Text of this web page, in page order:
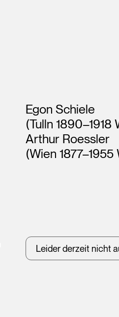
Künstler*innen
Egon Schiele
(Tulln 1890–1918
Arthur Roessler
(Wien 1877–1955
Leider derzeit nicht